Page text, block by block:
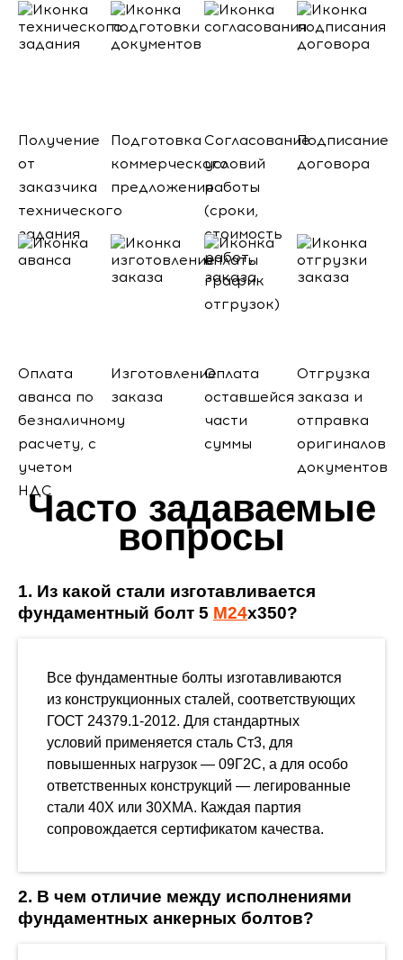
Получение
от
заказчика
технического
задания
Подготовка
коммерческого
предложения
Согласование
условий
работы
(сроки,
стоимость
работ,
график
отгрузок)
Подписание
договора
Оплата
аванса по
безналичному
расчету, с
учетом
НДС
Изготовление
заказа
Оплата
оставшейся
части
суммы
Отгрузка
заказа и
отправка
оригиналов
документов
Часто задаваемые
вопросы
1. Из какой стали изготавливается
фундаментный болт 5 М24х350?
Все фундаментные болты изготавливаются
из конструкционных сталей, соответствующих
ГОСТ 24379.1-2012. Для стандартных
условий применяется сталь Ст3, для
повышенных нагрузок — 09Г2С, а для особо
ответственных конструкций — легированные
стали 40Х или 30ХМА. Каждая партия
сопровождается сертификатом качества.
2. В чем отличие между исполнениями
фундаментных анкерных болтов?